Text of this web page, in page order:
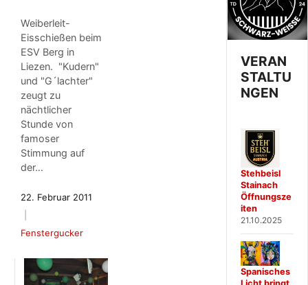
Weiberleit-
Eisschießen beim
ESV Berg in
Liezen. "Kudern"
und "G´lachter"
zeugt zu
nächtlicher
Stunde von
famoser
Stimmung auf
der…
22. Februar 2011
Fenstergucker
VERAN
STALTU
NGEN
Stehbeisl
Stainach
Öffnungsze
iten
21.10.2025
Spanisches